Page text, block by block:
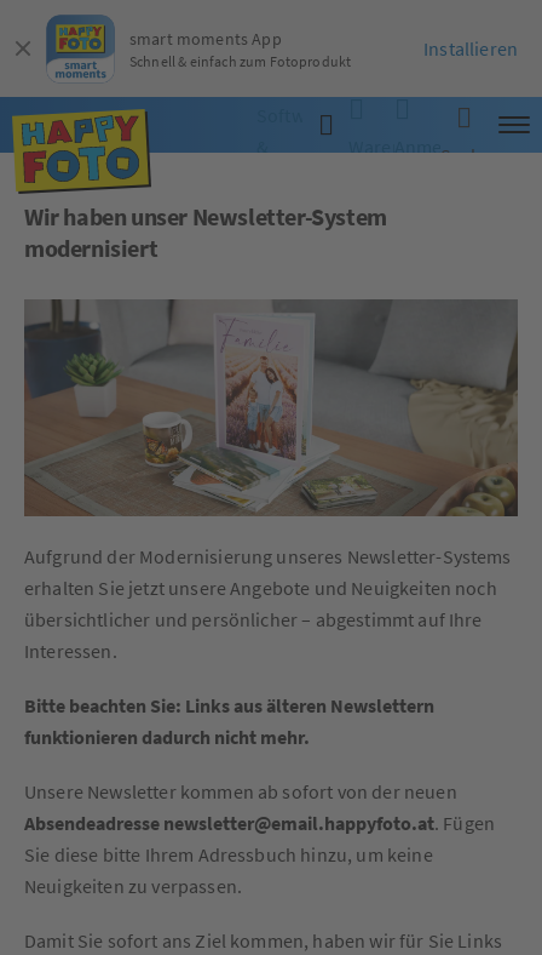
Software
WarenkorbAnmelden
Suche
Wir haben unser Newsletter-System
modernisiert
Aufgrund der Modernisierung unseres Newsletter-Systems
erhalten Sie jetzt unsere Angebote und Neuigkeiten noch
übersichtlicher und persönlicher – abgestimmt auf Ihre
Interessen.
Bitte beachten Sie: Links aus älteren Newslettern
funktionieren dadurch nicht mehr.
Unsere Newsletter kommen ab sofort von der neuen
Absendeadresse newsletter@email.happyfoto.at. Fügen
Sie diese bitte Ihrem Adressbuch hinzu, um keine
Neuigkeiten zu verpassen.
Damit Sie sofort ans Ziel kommen, haben wir für Sie Links
smart moments App
Schnell & einfach zum Fotoprodukt
Installieren